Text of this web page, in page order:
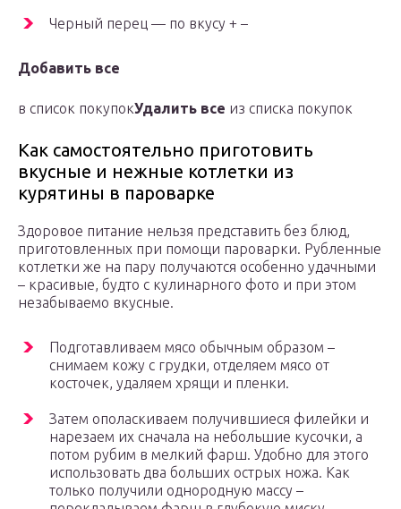
Черный перец — по вкусу + –
Добавить все
в список покупокУдалить все из списка покупок
Как самостоятельно приготовить
вкусные и нежные котлетки из
курятины в пароварке
Здоровое питание нельзя представить без блюд,
приготовленных при помощи пароварки. Рубленные
котлетки же на пару получаются особенно удачными
– красивые, будто с кулинарного фото и при этом
незабываемо вкусные.
Подготавливаем мясо обычным образом –
снимаем кожу с грудки, отделяем мясо от
косточек, удаляем хрящи и пленки.
Затем ополаскиваем получившиеся филейки и
нарезаем их сначала на небольшие кусочки, а
потом рубим в мелкий фарш. Удобно для этого
использовать два больших острых ножа. Как
только получили однородную массу –